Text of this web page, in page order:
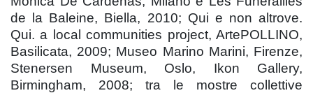
de la Baleine, Biella, 2010; Qui e non altrove.
Qui. a local communities project, ArtePOLLINO,
Basilicata, 2009; Museo Marino Marini, Firenze,
Stenersen Museum, Oslo, Ikon Gallery,
Birmingham, 2008; tra le mostre collettive